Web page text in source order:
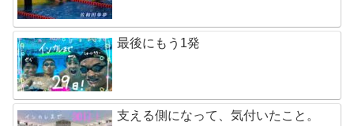
最後にもう1発
支える側になって、気付いたこと。